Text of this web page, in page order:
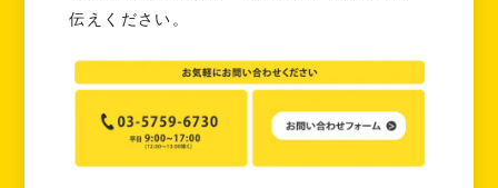
伝えください。